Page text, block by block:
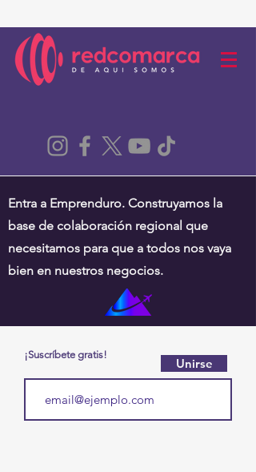
Entra a Emprenduro. Construyamos la
base de colaboración regional que
necesitamos para que a todos nos vaya
bien en nuestros negocios.
¡Suscríbete gratis!
Unirse